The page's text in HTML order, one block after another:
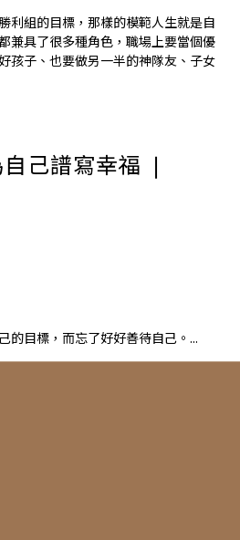
利組的目標，那樣的模範人生就是自
兼具了很多種角色，職場上要當個優
孩子、也要做另一半的神隊友、子女
己譜寫幸福 ❘
的目標，而忘了好好善待自己。...